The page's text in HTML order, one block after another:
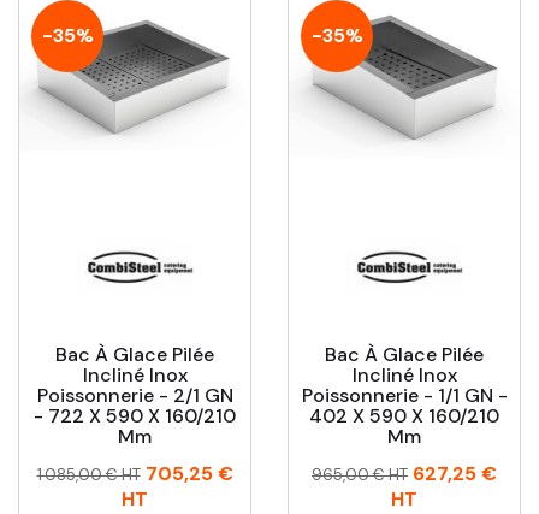
-35%
Bac À Glace Pilée
Incliné Inox
Poissonnerie - 2/1 GN
- 722 X 590 X 160/210
Mm
Prix
Prix
1 085,00 € HT 705,25 €
HT
-35%
Bac À Glace Pilée
Incliné Inox
Poissonnerie - 1/1 GN -
402 X 590 X 160/210
Mm
Prix
Prix
965,00 € HT 627,25 €
HT